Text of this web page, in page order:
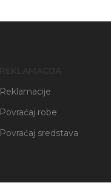
Reklamacije
Povraćaj robe
Povraćaj sredstava